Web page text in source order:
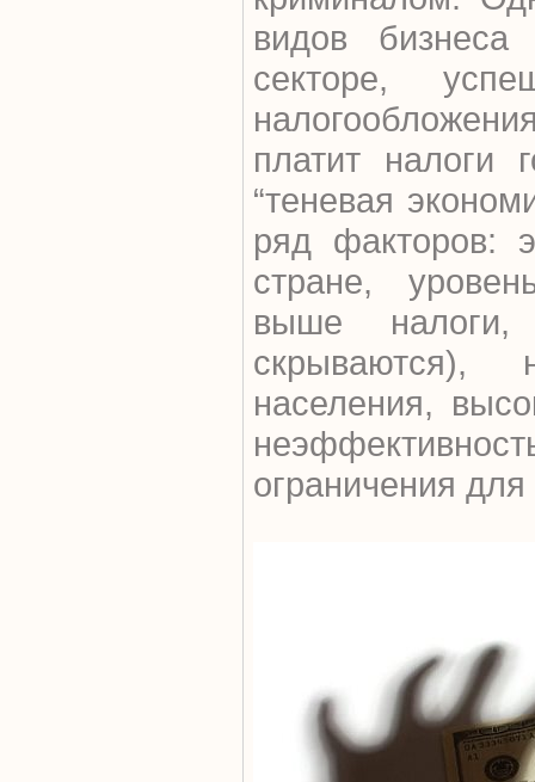
видов
секторе,
платит налоги
“теневая
ряд факторов:
стране,
выше
скрываются),
населения,
ограничения